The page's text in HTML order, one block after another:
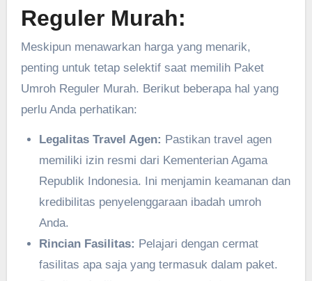
Reguler Murah:
Meskipun menawarkan harga yang menarik,
penting untuk tetap selektif saat memilih Paket
Umroh Reguler Murah. Berikut beberapa hal yang
perlu Anda perhatikan:
Legalitas Travel Agen: Pastikan travel agen
memiliki izin resmi dari Kementerian Agama
Republik Indonesia. Ini menjamin keamanan dan
kredibilitas penyelenggaraan ibadah umroh
Anda.
Rincian Fasilitas: Pelajari dengan cermat
fasilitas apa saja yang termasuk dalam paket.